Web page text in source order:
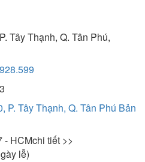
Tây Thạnh, Q. Tân Phú,
P. Tây Thạnh, Q. Tân Phú Bản
- HCMchi tiết >>
lễ)